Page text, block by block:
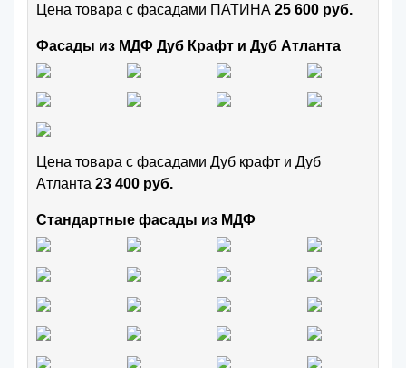
Цена товара с фасадами ПАТИНА 25 600 руб.
Фасады из МДФ Дуб Крафт и Дуб Атланта
Цена товара с фасадами Дуб крафт и Дуб
Атланта 23 400 руб.
Стандартные фасады из МДФ